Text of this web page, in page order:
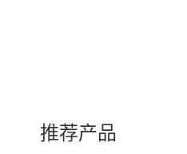
推荐产品